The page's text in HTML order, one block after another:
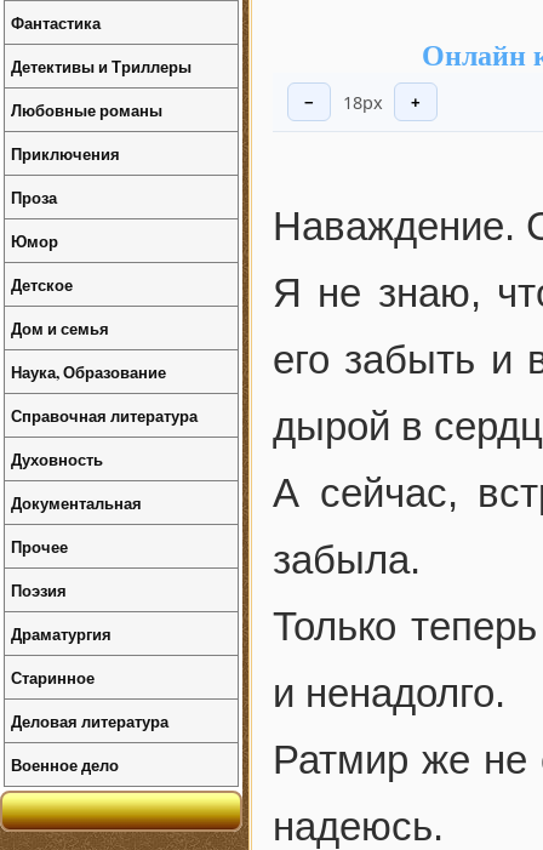
Онлайн
− 18px +
Наваждение.
Я не знаю,
его забыть и
дырой в
А сейчас,
забыла.
Только
и ненадолго.
Ратмир же не
надеюсь.
Фантастика
Детективы и Триллеры
Любовные романы
Приключения
Проза
Юмор
Детское
Дом и семья
Наука, Образование
Справочная литература
Духовность
Документальная
Прочее
Поэзия
Драматургия
Старинное
Деловая литература
Военное дело